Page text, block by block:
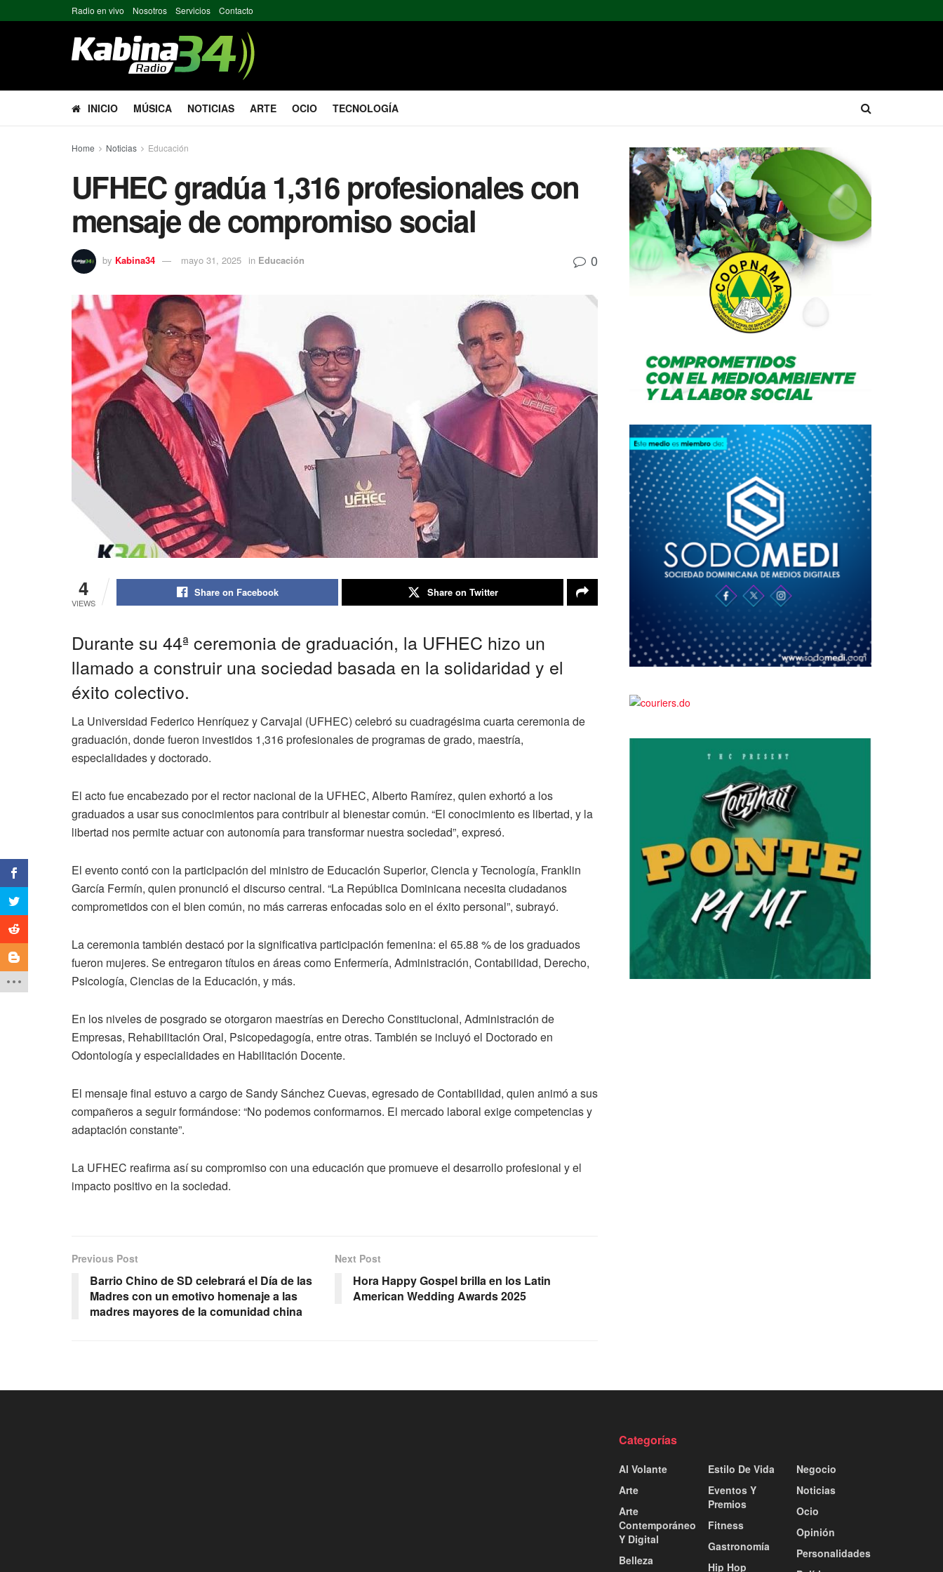
Radio en vivo Nosotros Servicios Contacto
INICIO MÚSICA NOTICIAS ARTE OCIO TECNOLOGÍA
Home Noticias Educación
UFHEC gradúa 1,316 profesionales con
mensaje de compromiso social
by Kabina34 mayo 31, 2025 in Educación 0
4
VIEWS
Share on Facebook Share on Twitter
Durante su 44ª ceremonia de graduación, la UFHEC hizo un
llamado a construir una sociedad basada en la solidaridad y el
éxito colectivo.
La Universidad Federico Henríquez y Carvajal (UFHEC) celebró su cuadragésima cuarta ceremonia de
graduación, donde fueron investidos 1,316 profesionales de programas de grado, maestría,
especialidades y doctorado.
El acto fue encabezado por el rector nacional de la UFHEC, Alberto Ramírez, quien exhortó a los
graduados a usar sus conocimientos para contribuir al bienestar común. “El conocimiento es libertad, y la
libertad nos permite actuar con autonomía para transformar nuestra sociedad”, expresó.
El evento contó con la participación del ministro de Educación Superior, Ciencia y Tecnología, Franklin
García Fermín, quien pronunció el discurso central. “La República Dominicana necesita ciudadanos
comprometidos con el bien común, no más carreras enfocadas solo en el éxito personal”, subrayó.
La ceremonia también destacó por la significativa participación femenina: el 65.88 % de los graduados
fueron mujeres. Se entregaron títulos en áreas como Enfermería, Administración, Contabilidad, Derecho,
Psicología, Ciencias de la Educación, y más.
En los niveles de posgrado se otorgaron maestrías en Derecho Constitucional, Administración de
Empresas, Rehabilitación Oral, Psicopedagogía, entre otras. También se incluyó el Doctorado en
Odontología y especialidades en Habilitación Docente.
El mensaje final estuvo a cargo de Sandy Sánchez Cuevas, egresado de Contabilidad, quien animó a sus
compañeros a seguir formándose: “No podemos conformarnos. El mercado laboral exige competencias y
adaptación constante”.
La UFHEC reafirma así su compromiso con una educación que promueve el desarrollo profesional y el
impacto positivo en la sociedad.
Previous Post
Barrio Chino de SD celebrará el Día de las
Madres con un emotivo homenaje a las
madres mayores de la comunidad china
Next Post
Hora Happy Gospel brilla en los Latin
American Wedding Awards 2025
Categorías
Al Volante
Arte
Arte
Contemporáneo
Y Digital
Belleza
Estilo De Vida
Eventos Y
Premios
Fitness
Gastronomía
Hip Hop
Negocio
Noticias
Ocio
Opinión
Personalidades